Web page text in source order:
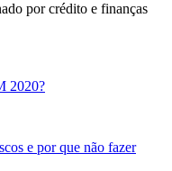
por crédito e finanças
2020?
e por que não fazer